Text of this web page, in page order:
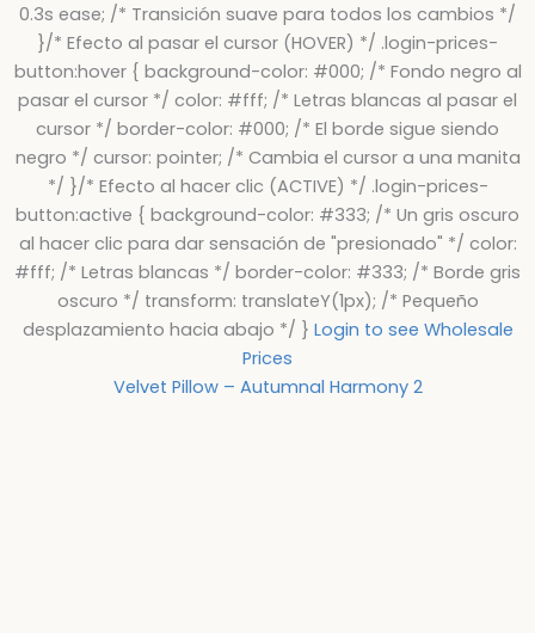
0.3s ease; /* Transición suave para todos los cambios */
}/* Efecto al pasar el cursor (HOVER) */ .login-prices-
button:hover { background-color: #000; /* Fondo negro al
pasar el cursor */ color: #fff; /* Letras blancas al pasar el
cursor */ border-color: #000; /* El borde sigue siendo
negro */ cursor: pointer; /* Cambia el cursor a una manita
*/ }/* Efecto al hacer clic (ACTIVE) */ .login-prices-
button:active { background-color: #333; /* Un gris oscuro
al hacer clic para dar sensación de "presionado" */ color:
#fff; /* Letras blancas */ border-color: #333; /* Borde gris
oscuro */ transform: translateY(1px); /* Pequeño
desplazamiento hacia abajo */ } Login to see Wholesale
Prices
Velvet Pillow – Autumnal Harmony 2